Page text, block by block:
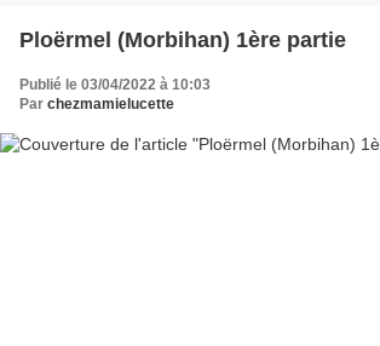
Ploërmel (Morbihan) 1ère partie
Publié le 03/04/2022 à 10:03
Par chezmamielucette